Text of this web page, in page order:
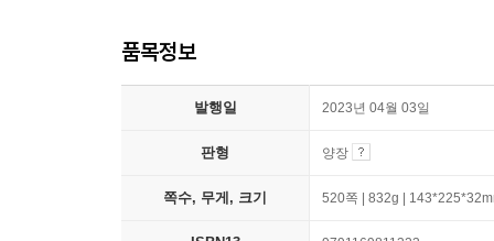
품목정보
발행일 2023년 04월 03일
판형 양장
쪽수, 무게, 크기 520쪽 | 832g |